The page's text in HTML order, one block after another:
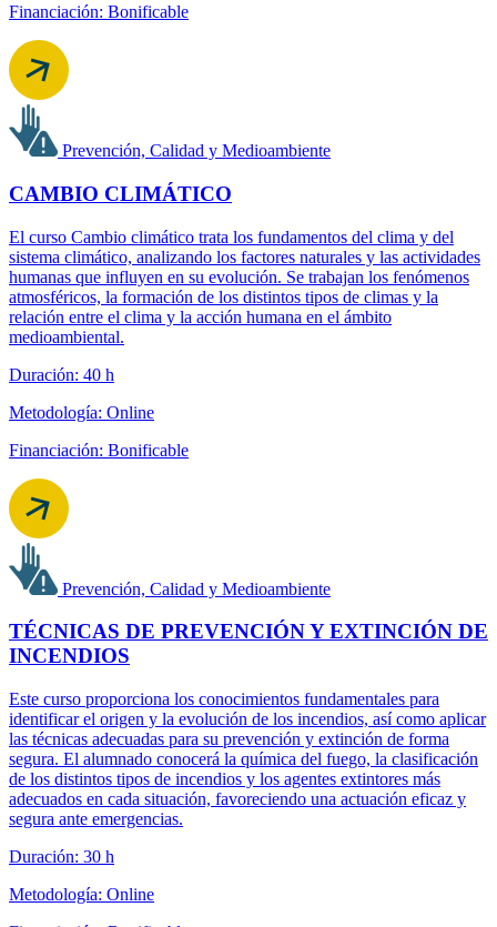
Financiación: Bonificable
Prevención, Calidad y Medioambiente
CAMBIO CLIMÁTICO
El curso Cambio climático trata los fundamentos del clima y del
sistema climático, analizando los factores naturales y las actividades
humanas que influyen en su evolución. Se trabajan los fenómenos
atmosféricos, la formación de los distintos tipos de climas y la
relación entre el clima y la acción humana en el ámbito
medioambiental.
Duración: 40 h
Metodología: Online
Financiación: Bonificable
Prevención, Calidad y Medioambiente
TÉCNICAS DE PREVENCIÓN Y EXTINCIÓN DE
INCENDIOS
Este curso proporciona los conocimientos fundamentales para
identificar el origen y la evolución de los incendios, así como aplicar
las técnicas adecuadas para su prevención y extinción de forma
segura. El alumnado conocerá la química del fuego, la clasificación
de los distintos tipos de incendios y los agentes extintores más
adecuados en cada situación, favoreciendo una actuación eficaz y
segura ante emergencias.
Duración: 30 h
Metodología: Online